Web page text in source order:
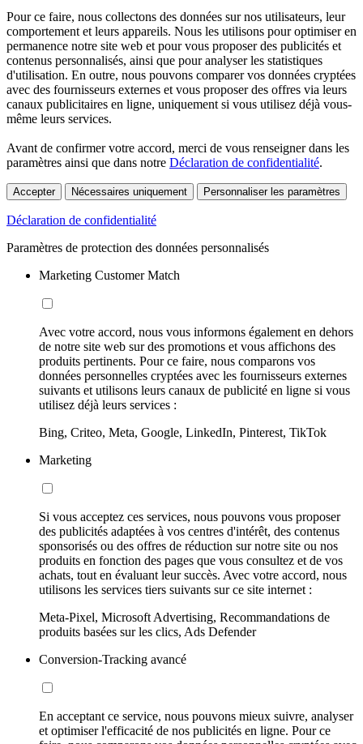
Pour ce faire, nous collectons des données sur nos utilisateurs, leur
comportement et leurs appareils. Nous les utilisons pour optimiser en
permanence notre site web et pour vous proposer des publicités et
contenus personnalisés, ainsi que pour analyser les statistiques
d'utilisation. En outre, nous pouvons comparer vos données cryptées
avec des fournisseurs externes et vous proposer des offres via leurs
canaux publicitaires en ligne, uniquement si vous utilisez déjà vous-
même leurs services.
Avant de confirmer votre accord, merci de vous renseigner dans les
paramètres ainsi que dans notre Déclaration de confidentialité.
Accepter Nécessaires uniquement Personnaliser les paramètres
Déclaration de confidentialité
Paramètres de protection des données personnalisés
Marketing Customer Match
Avec votre accord, nous vous informons également en dehors
de notre site web sur des promotions et vous affichons des
produits pertinents. Pour ce faire, nous comparons vos
données personnelles cryptées avec les fournisseurs externes
suivants et utilisons leurs canaux de publicité en ligne si vous
utilisez déjà leurs services :
Bing, Criteo, Meta, Google, LinkedIn, Pinterest, TikTok
Marketing
Si vous acceptez ces services, nous pouvons vous proposer
des publicités adaptées à vos centres d'intérêt, des contenus
sponsorisés ou des offres de réduction sur notre site ou nos
produits en fonction des pages que vous consultez et de vos
achats, tout en évaluant leur succès. Avec votre accord, nous
utilisons les services tiers suivants sur ce site internet :
Meta-Pixel, Microsoft Advertising, Recommandations de
produits basées sur les clics, Ads Defender
Conversion-Tracking avancé
En acceptant ce service, nous pouvons mieux suivre, analyser
et optimiser l'efficacité de nos publicités en ligne. Pour ce